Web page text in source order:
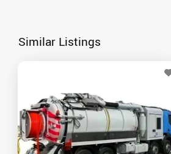
Similar Listings